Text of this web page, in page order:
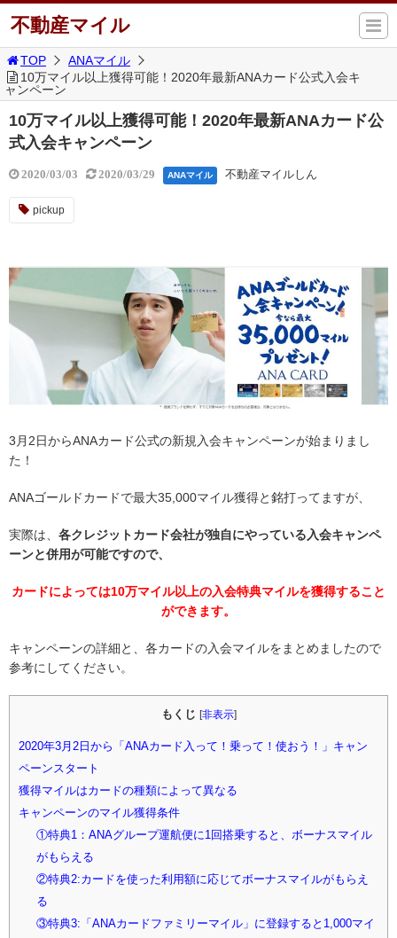
不動産マイル
TOP
ANAマイル
10万マイル以上獲得可能！2020年最新ANAカード公式入会キ
ャンペーン
10万マイル以上獲得可能！2020年最新ANAカード公
式入会キャンペーン
2020/03/03 2020/03/29 ANAマイル 不動産マイルしん
pickup
3月2日からANAカード公式の新規入会キャンペーンが始まりまし
た！
ANAゴールドカードで最大35,000マイル獲得と銘打ってますが、
実際は、 各クレジットカード会社が独自にやっている入会キャンペ
ーンと併用が可能ですので、
カードによっては10万マイル以上の入会特典マイルを獲得すること
ができます。
キャンペーンの詳細と、各カードの入会マイルをまとめましたので
参考にしてください。
もくじ [非表示]
2020年3月2日から「ANAカード入って！乗って！使おう！」キャン
ペーンスタート
獲得マイルはカードの種類によって異なる
キャンペーンのマイル獲得条件
①特典1：ANAグループ運航便に1回搭乗すると、ボーナスマイル
がもらえる
②特典2:カードを使った利用額に応じてボーナスマイルがもらえ
る
③特典3:「ANAカードファミリーマイル」に登録すると1,000マイ